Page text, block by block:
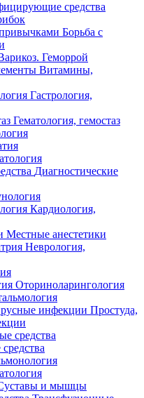
средства
Борьба с
Геморрой
Витамины,
Гастрология,
Гематология, гемостаз
Диагностические
Кардиология,
Местные анестетики
Неврология,
Оториноларингология
Простуда,
и мышцы